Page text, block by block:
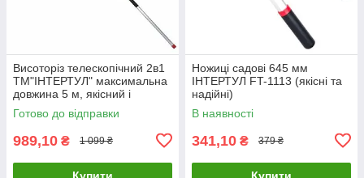
Висоторіз телескопічний 2в1
ТМ"ІНТЕРТУЛ" максимальна
довжина 5 м, якісний і
нажорсткий
Готово до відправки
989,10 ₴ 1 099 ₴
Ножиці садові 645 мм
ІНТЕРТУЛ FT-1113 (якісні та
надійні)
В наявності
341,10 ₴ 379 ₴